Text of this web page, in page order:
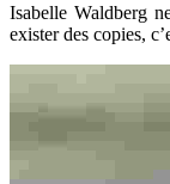
Isabelle Waldberg
exister des copies,